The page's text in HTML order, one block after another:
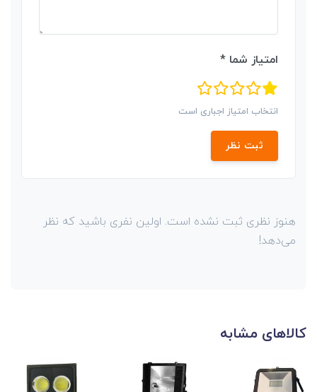
امتیاز شما *
انتخاب امتیاز اجباری است
ثبت نظر
هنوز نظری ثبت نشده است. اولین نفری باشید که نظر
می‌دهد!
کالاهای مشابه